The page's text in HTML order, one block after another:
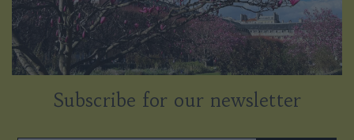
Subscribe for our newsletter